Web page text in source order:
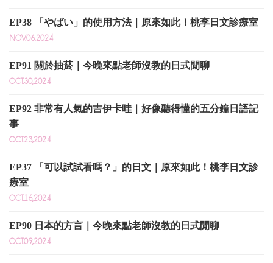
EP38 「やばい」的使用方法｜原來如此！桃李日文診療室
NOV.06,2024
EP91 關於抽菸｜今晚來點老師沒教的日式閒聊
OCT.30,2024
EP92 非常有人氣的吉伊卡哇｜好像聽得懂的五分鐘日語記
事
OCT.23,2024
EP37 「可以試試看嗎？」的日文｜原來如此！桃李日文診
療室
OCT.16,2024
EP90 日本的方言｜今晚來點老師沒教的日式閒聊
OCT.09,2024